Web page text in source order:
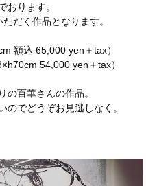
おります。
だく作品となります。
額込 65,000 yen＋tax）
54,000 yen＋tax）
の百華さんの作品。
のでどうぞお見逃しなく。